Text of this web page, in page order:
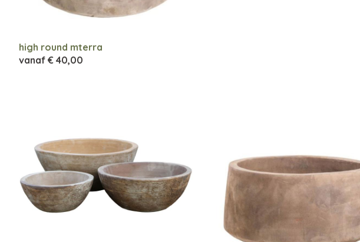
high round mterra
vanaf € 40,00